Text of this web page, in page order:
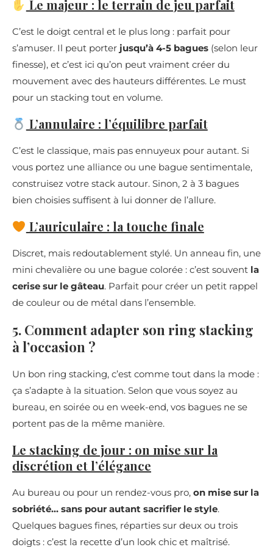
Le majeur : le terrain de jeu parfait
C’est le doigt central et le plus long : parfait pour
s’amuser. Il peut porter jusqu’à 4-5 bagues (selon leur
finesse), et c’est ici qu’on peut vraiment créer du
mouvement avec des hauteurs différentes. Le must
pour un stacking tout en volume.
L’annulaire : l’équilibre parfait
C’est le classique, mais pas ennuyeux pour autant. Si
vous portez une alliance ou une bague sentimentale,
construisez votre stack autour. Sinon, 2 à 3 bagues
bien choisies suffisent à lui donner de l’allure.
L’auriculaire : la touche finale
Discret, mais redoutablement stylé. Un anneau fin, une
mini chevalière ou une bague colorée : c’est souvent la
cerise sur le gâteau. Parfait pour créer un petit rappel
de couleur ou de métal dans l’ensemble.
5. Comment adapter son ring stacking
à l’occasion ?
Un bon ring stacking, c’est comme tout dans la mode :
ça s’adapte à la situation. Selon que vous soyez au
bureau, en soirée ou en week-end, vos bagues ne se
portent pas de la même manière.
Le stacking de jour : on mise sur la
discrétion et l’élégance
Au bureau ou pour un rendez-vous pro, on mise sur la
sobriété… sans pour autant sacrifier le style.
Quelques bagues fines, réparties sur deux ou trois
doigts : c’est la recette d’un look chic et maîtrisé.